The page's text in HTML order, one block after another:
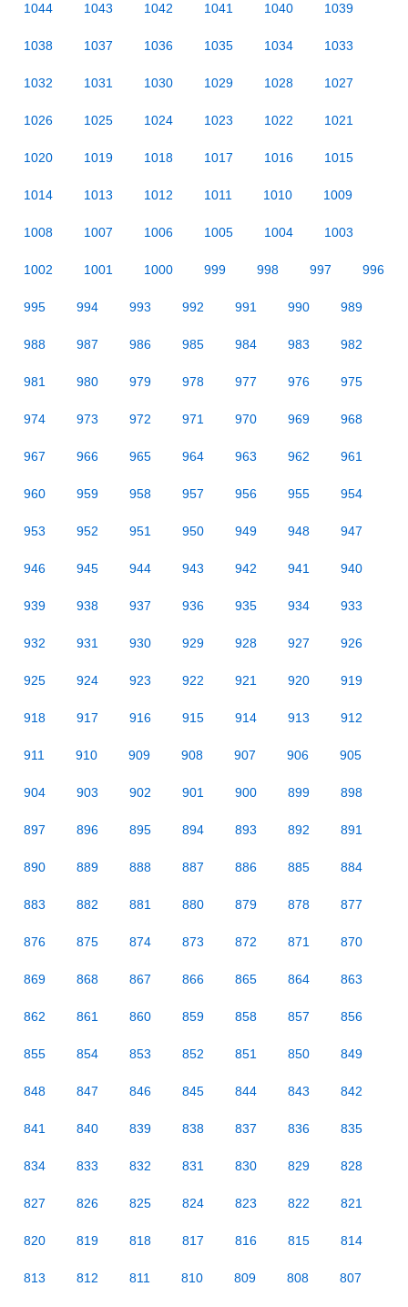
1044 1043 1042 1041 1040 1039
1038 1037 1036 1035 1034 1033
1032 1031 1030 1029 1028 1027
1026 1025 1024 1023 1022 1021
1020 1019 1018 1017 1016 1015
1014 1013 1012 1011 1010 1009
1008 1007 1006 1005 1004 1003
1002 1001 1000 999 998 997 996
995 994 993 992 991 990 989
988 987 986 985 984 983 982
981 980 979 978 977 976 975
974 973 972 971 970 969 968
967 966 965 964 963 962 961
960 959 958 957 956 955 954
953 952 951 950 949 948 947
946 945 944 943 942 941 940
939 938 937 936 935 934 933
932 931 930 929 928 927 926
925 924 923 922 921 920 919
918 917 916 915 914 913 912
911 910 909 908 907 906 905
904 903 902 901 900 899 898
897 896 895 894 893 892 891
890 889 888 887 886 885 884
883 882 881 880 879 878 877
876 875 874 873 872 871 870
869 868 867 866 865 864 863
862 861 860 859 858 857 856
855 854 853 852 851 850 849
848 847 846 845 844 843 842
841 840 839 838 837 836 835
834 833 832 831 830 829 828
827 826 825 824 823 822 821
820 819 818 817 816 815 814
813 812 811 810 809 808 807